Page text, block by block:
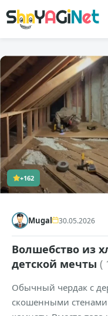
+162
Mugal 30.05.2026
Волшебство из
детской мечты (
Обычный чердак с
скошенными